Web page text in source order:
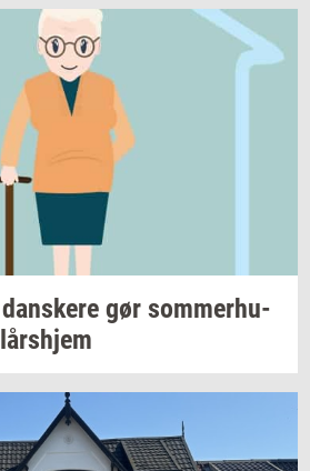
dan­ske­re gør som­mer­hu­